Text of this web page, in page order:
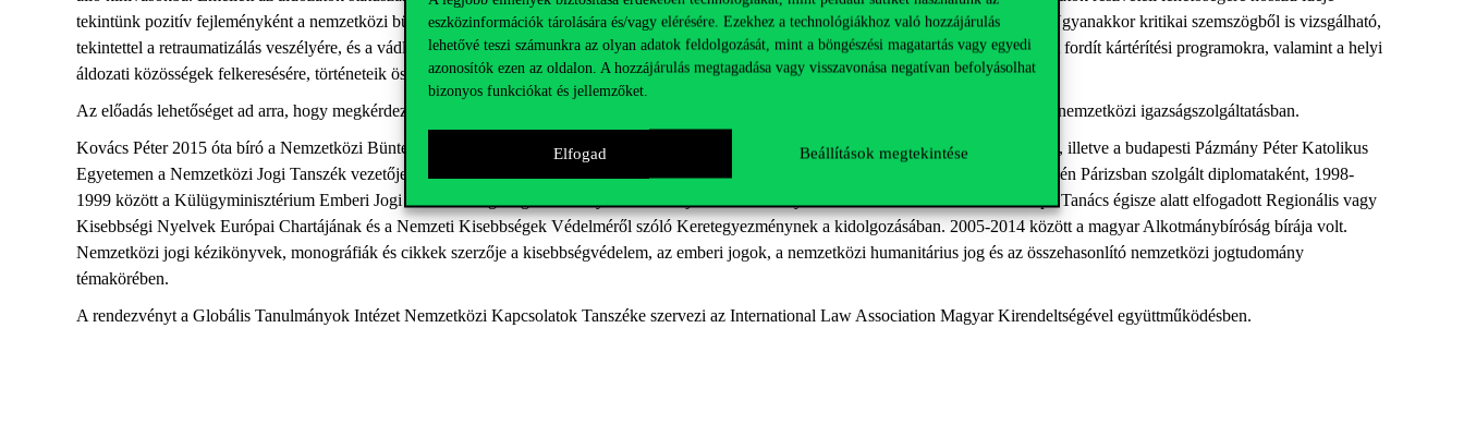
eszközinformációk tárolására és/vagy elérésére. Ezekhez a technológiákhoz való hozzájárulás
lehetővé teszi számunkra az olyan adatok feldolgozását, mint a böngészési magatartás vagy egyedi
azonosítók ezen az oldalon. A hozzájárulás megtagadása vagy visszavonása negatívan befolyásolhat
bizonyos funkciókat és jellemzőket.
Elfogad Beállítások megtekintése
tekintünk pozitív fejleményként a nemzetközi büntetőeljárások terén, mivel ez teret ad az áldozatoknak arra, hogy megosszák tapasztalataikat. Ugyanakkor kritikai szemszögből is vizsgálható,
tekintettel a retraumatizálás veszélyére, és a vádlott tisztességes eljáráshoz való jogával való esetleges ütközésére. Az ICC jelentős kapacitásokat fordít kártérítési programokra, valamint a helyi
áldozati közösségek felkeresésére, történeteik összegyűjtésére és hogy tájékoztassa őket az őket érintő igazságügyi fejleményekről.
Az előadás lehetőséget ad arra, hogy megkérdezhessük Kovács Pétert szakmai pályafutásáról és arról, hogyan jutott el ilyen magas pozícióba a nemzetközi igazságszolgáltatásban.
Kovács Péter 2015 óta bíró a Nemzetközi Büntetőbíróságon. Tudományos pályafutását a Miskolci Egyetemen kezdte oktatóként, majd ugyanitt, illetve a budapesti Pázmány Péter Katolikus
Egyetemen a Nemzetközi Jogi Tanszék vezetője lett. PhD, dr. habil és D.Sc. fokozatot szerzett. 1990-1994 között Magyarország Nagykövetségén Párizsban szolgált diplomataként, 1998-
1999 között a Külügyminisztérium Emberi Jogi és Kisebbségi Jogi Főosztályának vezetője volt. Kormányzati szakértőként részt vett az Európa Tanács égisze alatt elfogadott Regionális vagy
Kisebbségi Nyelvek Európai Chartájának és a Nemzeti Kisebbségek Védelméről szóló Keretegyezménynek a kidolgozásában. 2005-2014 között a magyar Alkotmánybíróság bírája volt.
Nemzetközi jogi kézikönyvek, monográfiák és cikkek szerzője a kisebbségvédelem, az emberi jogok, a nemzetközi humanitárius jog és az összehasonlító nemzetközi jogtudomány
témakörében.
A rendezvényt a Globális Tanulmányok Intézet Nemzetközi Kapcsolatok Tanszéke szervezi az International Law Association Magyar Kirendeltségével együttműködésben.